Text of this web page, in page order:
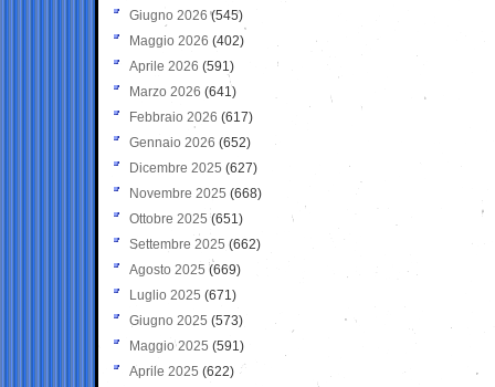
Giugno 2026 (545)
Maggio 2026 (402)
Aprile 2026 (591)
Marzo 2026 (641)
Febbraio 2026 (617)
Gennaio 2026 (652)
Dicembre 2025 (627)
Novembre 2025 (668)
Ottobre 2025 (651)
Settembre 2025 (662)
Agosto 2025 (669)
Luglio 2025 (671)
Giugno 2025 (573)
Maggio 2025 (591)
Aprile 2025 (622)